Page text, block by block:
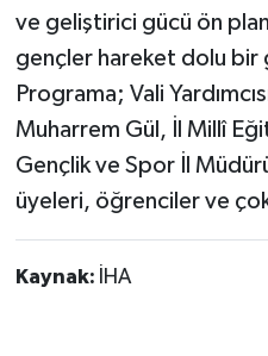
ve geliştirici gücü ön
gençler hareket dolu bir
Programa; Vali
Muharrem Gül, İl Millî
Gençlik ve Spor İl
üyeleri, öğrenciler ve çok
Kaynak: İHA